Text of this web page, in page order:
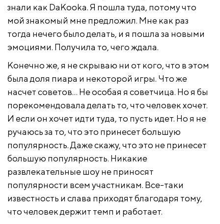
знали как DaKooka. Я пошла туда, потому что
мой знакомый мне предложил. Мне как раз
тогда нечего было делать, и я пошла за новыми
эмоциями. Получила то, чего ждала.
Конечно же, я не скрываю ни от кого, что в этом
была доля пиара и некоторой игры. Что же
насчет советов… Не особая я советчица. Но я бы
порекомендовала делать то, что человек хочет.
И если он хочет идти туда, то пусть идет. Но я не
ручаюсь за то, что это принесет большую
популярность. Даже скажу, что это не принесет
большую популярность. Никакие
развлекательные шоу не приносят
популярности всем участникам. Все-таки
известность и слава приходят благодаря тому,
что человек держит темп и работает.